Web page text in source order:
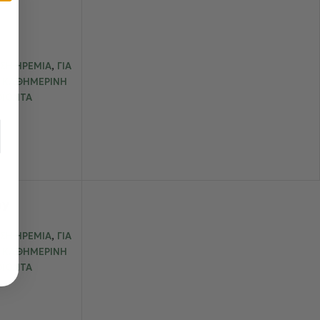
ΗΡΕΜΊΑ, ΓΙΑ
ΚΑΘΗΜΕΡΙΝΉ
ΗΡΕΜΊΑ, ΓΙΑ
ΚΑΘΗΜΕΡΙΝΉ